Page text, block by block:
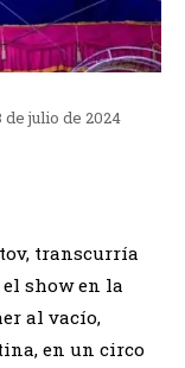
de julio de 2024
transcurría
show en la
al vacío,
en un circo